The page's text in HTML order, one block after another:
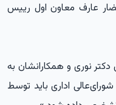
عارف معاون اول رییس
نوری و همکارانشان به
اداری باید توسط